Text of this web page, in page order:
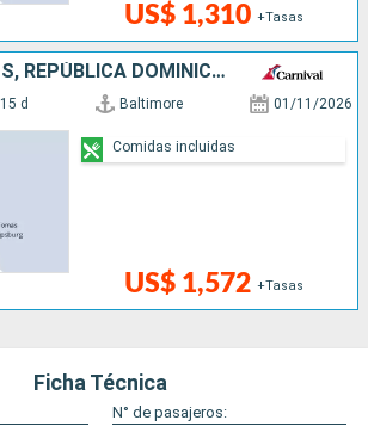
US$ 1,310 +Tasas
ESTADOS UNIDOS, REPÚBLICA DOMINICANA, PAISES BAJOS, ANTIGUA Y BARBUDA
15 d Baltimore 01/11/2026
US$ 1,572 +Tasas
Comidas incluidas
Ficha Técnica
N° de pasajeros: